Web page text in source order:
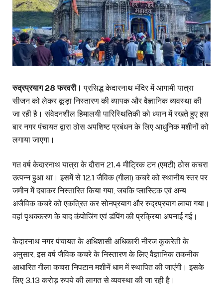
रुद्रप्रयाग 28 फरवरी।प्रसिद्ध केदारनाथ मंदिर में आगामी यात्रा
सीजन को लेकर कूड़ा निस्तारण की व्यापक और वैज्ञानिक व्यवस्था की
जा रही है। संवेदनशील हिमालयी पारिस्थितिकी को ध्यान में रखते हुए इस
बार नगर पंचायत द्वारा ठोस अपशिष्ट प्रबंधन के लिए आधुनिक मशीनों को
लगाया जाएगा।
गत वर्ष केदारनाथ यात्रा के दौरान 21.4 मीट्रिक टन (एमटी) ठोस कचरा
उत्पन्न हुआ था। इसमें से 12.1 जैविक (गीला) कचरे को स्थानीय स्तर पर
जमीन में दबाकर निस्तारित किया गया, जबकि प्लास्टिक एवं अन्य
अजैविक कचरे को एकत्रित कर सोनप्रयाग और रुद्रप्रयाग लाया गया।
वहां पृथक्करण के बाद कंपोजिंग एवं डंपिंग की प्रक्रिया अपनाई गई।
केदारनाथ नगर पंचायत के अधिशासी अधिकारी नीरज कुकरेती के
अनुसार, इस वर्ष जैविक कचरे के निस्तारण के लिए वैज्ञानिक तकनीक
आधारित गीला कचरा निपटान मशीनें धाम में स्थापित की जाएंगी। इसके
लिए 3.13 करोड़ रुपये की लागत से व्यवस्था की जा रही है।